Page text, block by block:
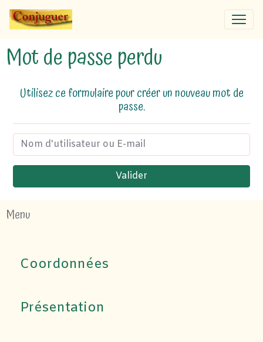
Mot de passe perdu
Utilisez ce formulaire pour créer un nouveau mot de
passe.
Valider
Menu
Coordonnées
Présentation